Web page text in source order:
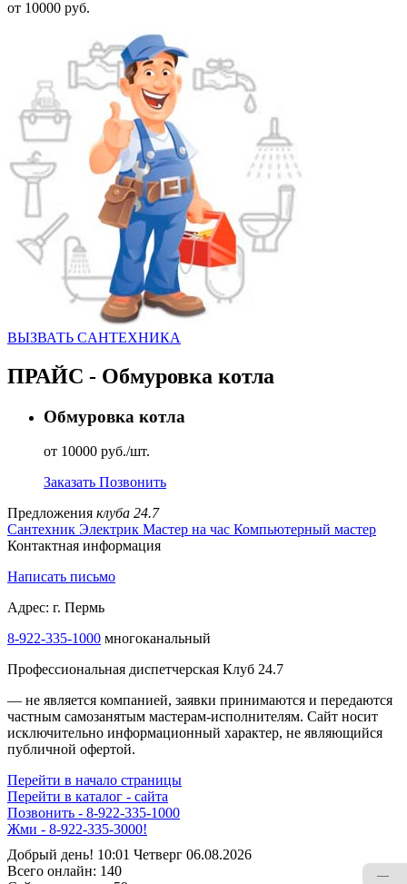
от 10000 руб.
ВЫЗВАТЬ CАНТЕХНИКА
ПРАЙС - Обмуровка котла
Обмуровка котла
от 10000 руб./шт.
Заказать Позвонить
Предложения клуба 24.7
Сантехник Электрик Мастер на час Компьютерный мастер
Контактная информация
Написать письмо
Адрес: г. Пермь
8-922-335-1000 многоканальный
Профессиональная диспетчерская Клуб 24.7
— не является компанией, заявки принимаются и передаются
частным самозанятым мастерам‑исполнителям. Сайт носит
исключительно информационный характер, не являющийся
публичной офертой.
Перейти в начало страницы
Перейти в каталог - сайта
Позвонить - 8-922-335-1000
Жми - 8-922-335-3000!
Добрый день! 10:01 Четверг 06.08.2026
Всего онлайн: 140
—